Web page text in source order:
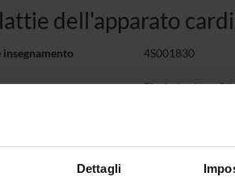
Dettagli
dell'apparato
insegnamento 4S001830
Flavio Luciano